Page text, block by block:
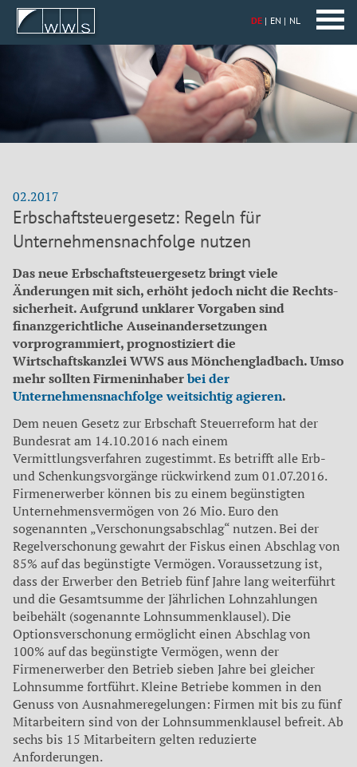
DE EN NL
02.2017
Erbschaftsteuergesetz: Regeln für
Unternehmensnachfolge nutzen
Das neue Erbschaftsteuergesetz bringt viele
Änderungen mit sich, erhöht jedoch nicht die Rechts­
sicherheit. Aufgrund unklarer Vorgaben sind
finanzgerichtliche Auseinandersetzungen
vorprogrammiert, prognostiziert die
Wirtschaftskanzlei WWS aus Mönchengladbach. Umso
mehr sollten Firmeninhaberbei der
Unternehmensnachfolge weitsichtig agieren.
Dem neuen Gesetz zur Erbschaft Steuerreform hat der
Bundesrat am 14.10.2016 nach einem
Vermittlungsverfahren zugestimmt. Es betrifft alle Erb-
und Schen­kungsvorgänge rückwirkend zum 01.07.2016.
Firmenerwerber können bis zu einem begünstigten
Unternehmensvermögen von 26 Mio. Euro den
sogenannten „Verschonungsabschlag“ nutzen. Bei der
Regelverschonung gewahrt der Fiskus einen Abschlag von
85% auf das begünstigte Vermögen. Vorausset­zung ist,
dass der Erwerber den Betrieb fünf Jahre lang weiter­führt
und die Gesamtsumme der Jährlichen Lohnzahlungen
beibehält (sogenannte Lohnsummenklausel). Die
Options­verschonung ermöglicht einen Abschlag von
100% auf das begünstigte Vermögen, wenn der
Firmenerwerber den Betrieb sieben Jahre bei gleicher
Lohnsumme fortführt. Kleine Be­triebe kommen in den
Genuss von Ausnahmeregelungen: Firmen mit bis zu fünf
Mitarbeitern sind von der Lohn­summenklausel befreit. Ab
sechs bis 15 Mitarbeitern gelten reduzierte
Anforderungen.